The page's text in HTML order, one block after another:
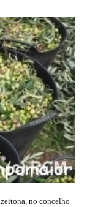
no concelho